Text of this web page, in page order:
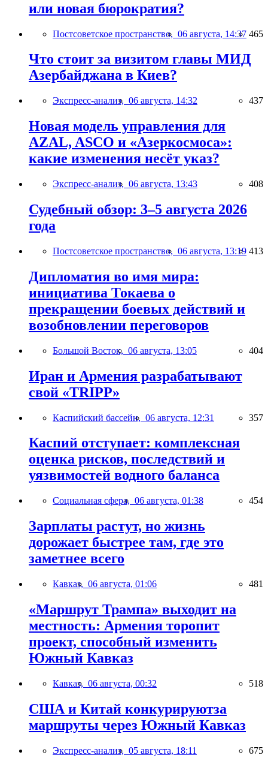
или новая бюрократия?
Постсоветское пространство, 06 августа, 14:37 465
Что стоит за визитом главы МИД
Азербайджана в Киев?
Экспресс-анализ, 06 августа, 14:32 437
Новая модель управления для
AZAL, ASCO и «Азеркосмоса»:
какие изменения несёт указ?
Экспресс-анализ, 06 августа, 13:43 408
Судебный обзор: 3–5 августа 2026
года
Постсоветское пространство, 06 августа, 13:19 413
Дипломатия во имя мира:
инициатива Токаева о
прекращении боевых действий и
возобновлении переговоров
Большой Восток, 06 августа, 13:05 404
Иран и Армения разрабатывают
свой «TRIPP»
Каспийский бассейн, 06 августа, 12:31 357
Каспий отступает: комплексная
оценка рисков, последствий и
уязвимостей водного баланса
Социальная сфера, 06 августа, 01:38 454
Зарплаты растут, но жизнь
дорожает быстрее там, где это
заметнее всего
Кавказ, 06 августа, 01:06 481
«Маршрут Трампа» выходит на
местность: Армения торопит
проект, способный изменить
Южный Кавказ
Кавказ, 06 августа, 00:32 518
США и Китай конкурируютза
маршруты через Южный Кавказ
Экспресс-анализ, 05 августа, 18:11 675